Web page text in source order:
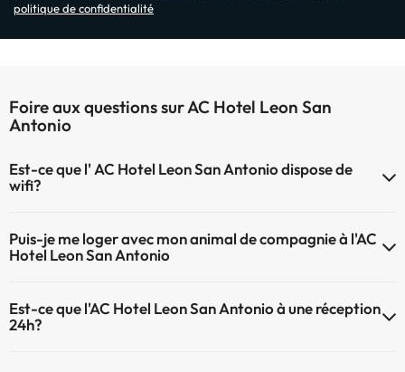
politique de confidentialité
Foire aux questions sur AC Hotel Leon San
Antonio
Est-ce que l' AC Hotel Leon San Antonio dispose de
wifi?
Puis-je me loger avec mon animal de compagnie à l'AC
Hotel Leon San Antonio
sont pas admis.
Est-ce que l'AC Hotel Leon San Antonio à une réception
24h?